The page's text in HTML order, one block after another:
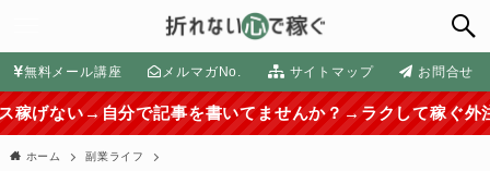
無料メール講座 メルマガNo. サイトマップ お問合せ
で記事を書いてませんか？→ラクして稼ぐ外注化の方法は
ホーム 副業ライフ